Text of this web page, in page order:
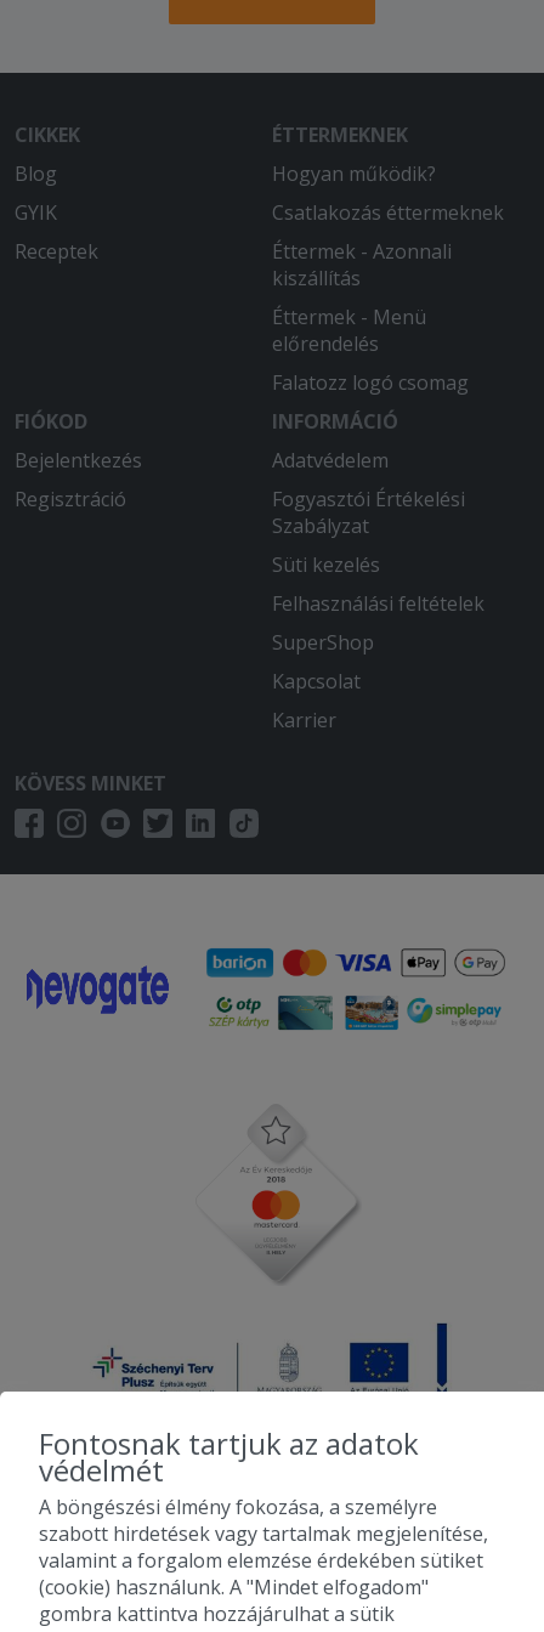
CIKKEK
Blog
GYIK
Receptek
ÉTTERMEKNEK
Hogyan működik?
Csatlakozás éttermeknek
Éttermek - Azonnali
kiszállítás
Éttermek - Menü
előrendelés
Falatozz logó csomag
FIÓKOD
Bejelentkezés
Regisztráció
INFORMÁCIÓ
Adatvédelem
Fogyasztói Értékelési
Szabályzat
Süti kezelés
Felhasználási feltételek
SuperShop
Kapcsolat
Karrier
KÖVESS MINKET
2010-2026 Copyright - Falatozz.hu - Diston-line Kft.
Pizza, gyros, hamburger, menük kedvező áron, egy helyen az összes
étterem ajánlata.
Fontosnak tartjuk az adatok
védelmét
A böngészési élmény fokozása, a személyre
szabott hirdetések vagy tartalmak megjelenítése,
valamint a forgalom elemzése érdekében sütiket
(cookie) használunk. A "Mindet elfogadom"
gombra kattintva hozzájárulhat a sütik